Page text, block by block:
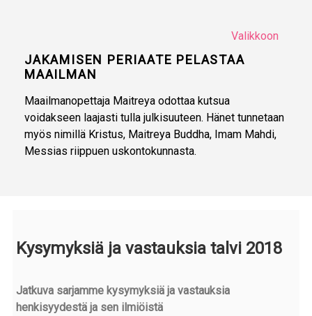
Valikkoon
JAKAMISEN PERIAATE PELASTAA
MAAILMAN
Maailmanopettaja Maitreya odottaa kutsua
voidakseen laajasti tulla julkisuuteen. Hänet tunnetaan
myös nimillä Kristus, Maitreya Buddha, Imam Mahdi,
Messias riippuen uskontokunnasta.
Kysymyksiä ja vastauksia talvi 2018
Jatkuva sarjamme kysymyksiä ja vastauksia
henkisyydestä ja sen ilmiöistä